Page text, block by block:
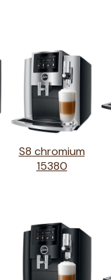
S8 chromium
15380